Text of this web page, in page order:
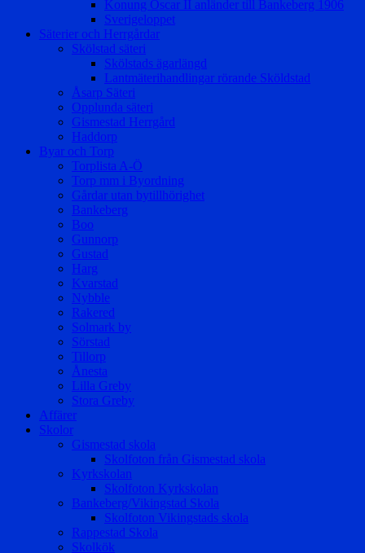
Konung Oscar II anländer till Bankeberg 1906
Sverigeloppet
Säterier och Herrgårdar
Skölstad säteri
Skölstads ägarlängd
Lantmäterihandlingar rörande Sköldstad
Åsarp Säteri
Opplunda säteri
Gismestad Herrgård
Haddorp
Byar och Torp
Torplista A-Ö
Torp mm i Byordning
Gårdar utan bytillhörighet
Bankeberg
Boo
Gunnorp
Gustad
Harg
Kvarstad
Nybble
Rakered
Solmark by
Sörstad
Tillorp
Ånesta
Lilla Greby
Stora Greby
Affärer
Skolor
Gismestad skola
Skolfoton från Gismestad skola
Kyrkskolan
Skolfoton Kyrkskolan
Bankeberg/Vikingstad Skola
Skolfoton Vikingstads skola
Rappestad Skola
Skolkök